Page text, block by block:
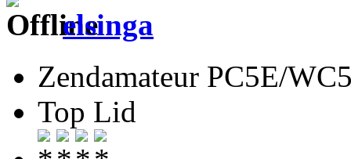
elsinga
Zendamateur PC5E/
Top Lid